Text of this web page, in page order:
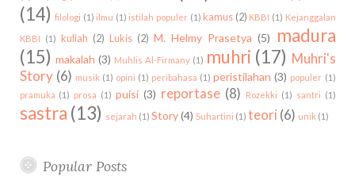
(14) filologi (1) ilmu (1) istilah populer (1) kamus (2) KBBI (1) Kejanggalan
KBBI (1) kuliah (2) Lukis (2) M. Helmy Prasetya (5)
madura
(15) makalah (3) Muhlis Al-Firmany (1) muhri (17) Muhri's
Story (6) musik (1) opini (1) peribahasa (1) peristilahan (3) populer (1)
pramuka (1) prosa (1) puisi (3) reportase (8) Rozekki (1) santri (1)
sastra (13) sejarah (1) Story (4) Suhartini (1) teori (6) unik (1)
Popular Posts